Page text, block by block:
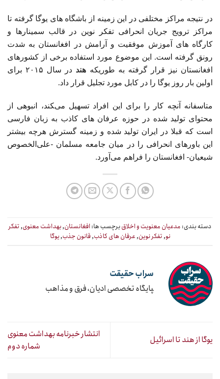
در نتیجه مراکز مختلفی در این زمینه از باشگاه های یوگا گرفته تا
مراکز ترویج جریان انحرافی تفکر نوین در قالب سمینارها و
کارگاه های آموزش موفقیت و آرامش در افغانستان به شدت
رونق گرفته است. این موضوع مورد استفاده برخی از کشورهای
افغانستان نیز قرار گرفته به طوریکه هند
در سال ۲۰۱۵ برای
اولین بار روز یوگا را در کابل مورد تجلیل قرار داد.
متاسفانه آنچه کار را برای این افراد تسهیل می‌‍کند، انبوهی از
محتوای تولید شده در حوزه عرفان های کاذب به زبان فارسی
است که قبلا در ایران تولید شده و زمینه گسترش هرچه بیشتر
این باورهای انحرافی را در میان جامعه مسلمان -علی‌الخصوص
شیعیان- افغانستان را فراهم می‌آورد.
دسته بندی: مدعیان معنویت و اخلاقبرچسب ها: افغانستان,بهداشت معنوی, تفکر
نو, تفکر نوین, عرفان های کاذب, قانون جذب,یوگا
سراب حقیقت
‍پایگاه تخصصی ادیان، فرق و مذاهب
یوگا از هند تا اسرائیل
انتشار خبرنامه بهداشت معنوی
شماره دوم